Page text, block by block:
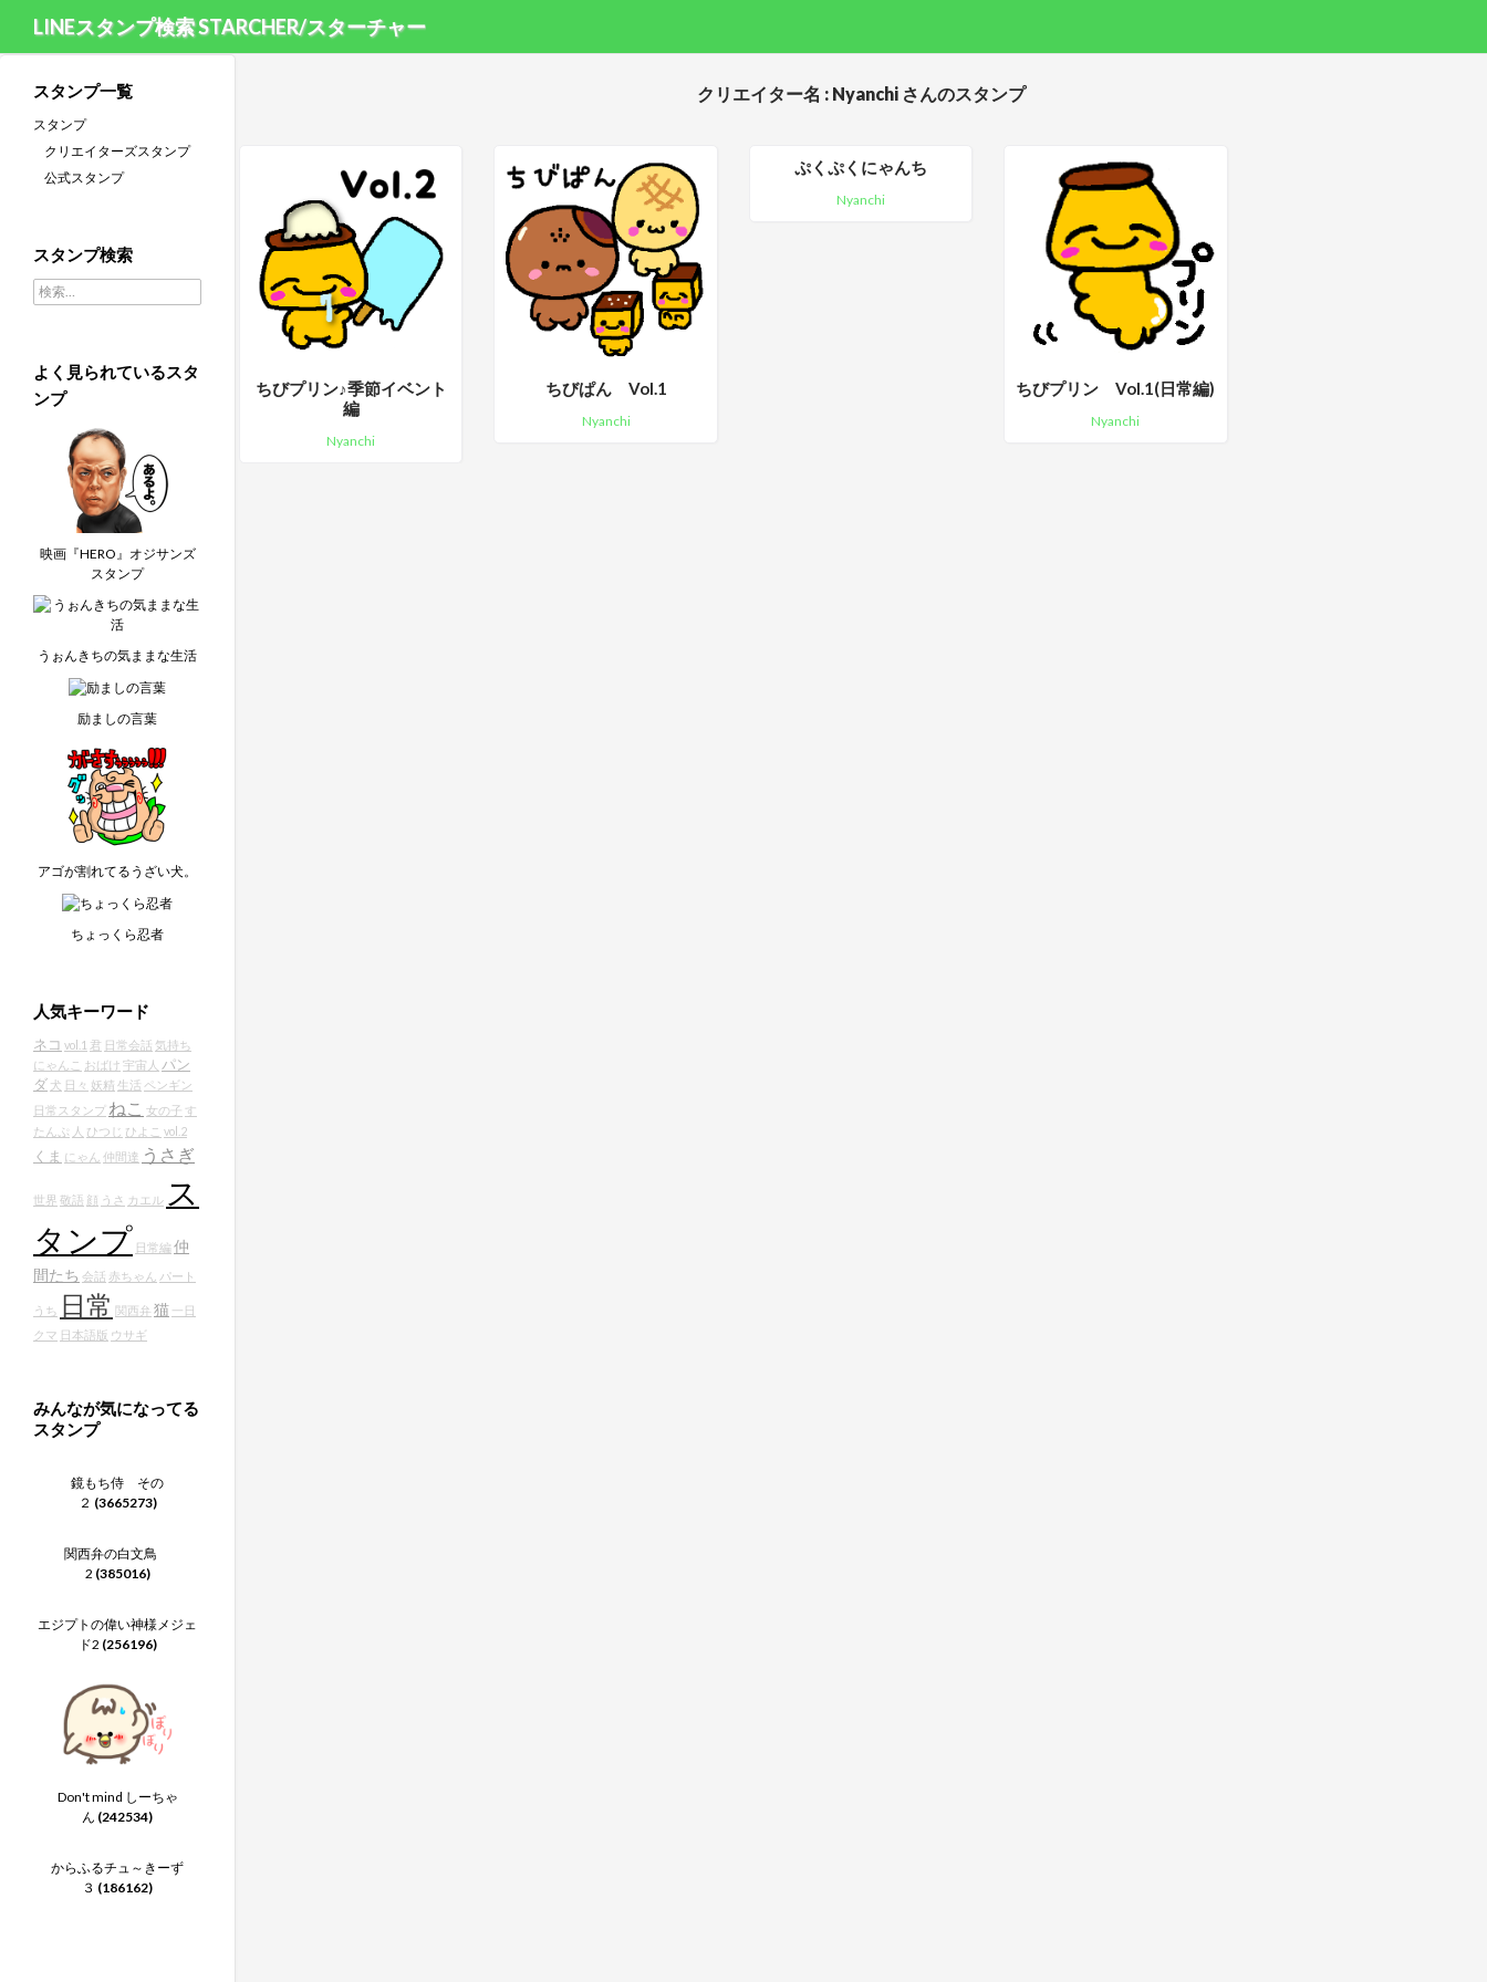
LINEスタンプ検索 STARCHER/スターチャー
クリエイター名 : Nyanchi さんのスタンプ
ちびプリン♪季節イベント
編
Nyanchi
ちびぱん Vol.1
Nyanchi
ぷくぷくにゃんち
Nyanchi
ちびプリン Vol.1(日常編)
Nyanchi
スタンプ一覧
スタンプ
クリエイターズスタンプ
公式スタンプ
スタンプ検索
検索:
よく見られているスタ
ンプ
映画『HERO』オジサンズ
スタンプ
うぉんきちの気ままな生活
励ましの言葉
アゴが割れてるうざい犬。
ちょっくら忍者
人気キーワード
ネコ vol.1 君 日常会話 気持ち
にゃんこ おばけ 宇宙人 パン
ダ 犬 日々 妖精 生活 ペンギン
日常スタンプ ねこ 女の子 す
たんぷ 人 ひつじ ひよこ vol.2
くま にゃん 仲間達 うさぎ
世界 敬語 顔 うさ カエル ス
タンプ 日常編 仲
間たち 会話 赤ちゃん パート
うち 日常 関西弁 猫 一日
クマ 日本語版 ウサギ
みんなが気になってる
スタンプ
鏡もち侍 その
２ (3665273)
関西弁の白文鳥
2 (385016)
エジプトの偉い神様メジェ
ド2 (256196)
Don't mind しーちゃ
ん (242534)
からふるチュ～きーず
３ (186162)